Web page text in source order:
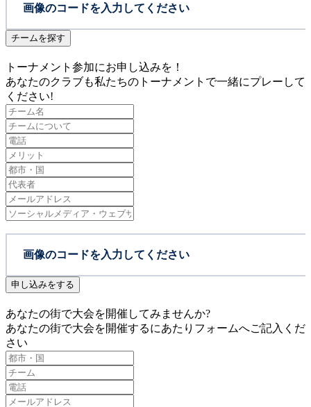
チームを探す
トーナメント参加にお申し込みを！
あなたのクラブも私たちのトーナメントで一緒にプレーして
ください!
申し込みをする
あなたの街で大会を開催してみませんか?
あなたの街で大会を開催するにあたりフォームへご記入くだ
さい